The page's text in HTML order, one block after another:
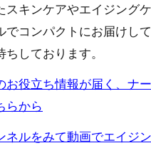
スキンケアやエイジング
でコンパクトにお届けして
しております。
お役立ち情報が届く、ナ
らから
ネルをみて動画でエイジ